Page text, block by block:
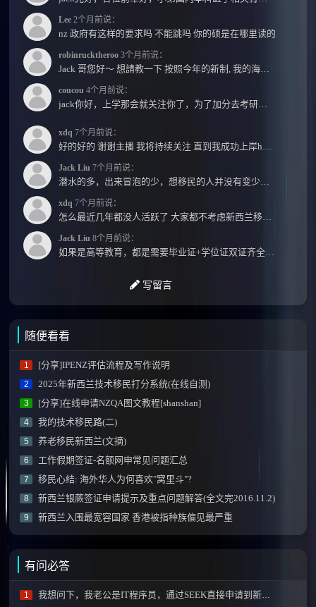
Lee 2个月前说：
nz 政府有这样的要求吗 不能跳吗 你的硕是在哪里读的
robinrucktheroo 3个月前说：
coucou 4个月前说：
xdq 7个月前说：
Jack Liu 7个月前说：
xdq 7个月前说：
Jack Liu 8个月前说：
写留言
随便看看
1 [分享]IPENZ评估流程及写作说明
2 2025年新西兰技术移民打分系统(在线自测)
3 [分享]在线申请NZQA图文教程[shanshan]
4 我的技术移民路(二)
5 养老移民新西兰(文摘)
6 工作假期签证-名额网申常见问题汇总
7 移民心结: 海外华人为何喜欢"窝里斗"?
8 新西兰银蕨签证申请提示及重点问题解答(全文完2016.11.2)
9 新西兰入围最宽容国家 香港被指种族偏见最严重
有问必答
1 我想问下，我老公是IT程序员，通过SEEK直接申请到新西兰的工作可能性有多大？